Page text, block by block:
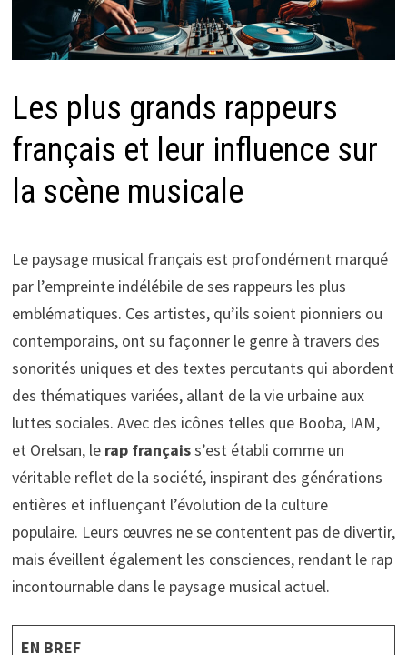
Les plus grands rappeurs
français et leur influence sur
la scène musicale
Le paysage musical français est profondément marqué
par l’empreinte indélébile de ses rappeurs les plus
emblématiques. Ces artistes, qu’ils soient pionniers ou
contemporains, ont su façonner le genre à travers des
sonorités uniques et des textes percutants qui abordent
des thématiques variées, allant de la vie urbaine aux
luttes sociales. Avec des icônes telles que Booba, IAM,
et Orelsan, le rap françaiss’est établi comme un
véritable reflet de la société, inspirant des générations
entières et influençant l’évolution de la culture
populaire. Leurs œuvres ne se contentent pas de divertir,
mais éveillent également les consciences, rendant le rap
incontournable dans le paysage musical actuel.
EN BREF